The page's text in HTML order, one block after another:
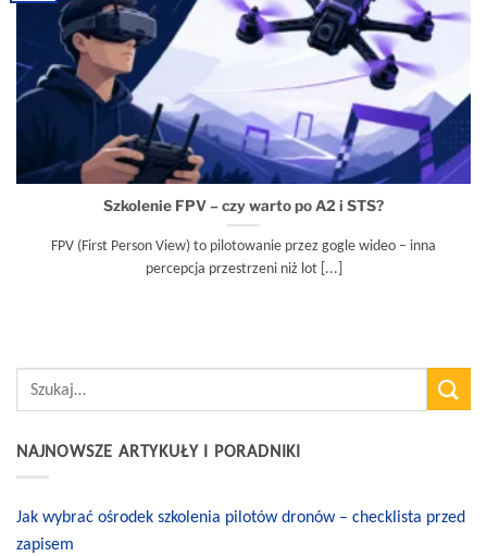
Szkolenie FPV – czy warto po A2 i STS?
FPV (First Person View) to pilotowanie przez gogle wideo – inna
percepcja przestrzeni niż lot [...]
NAJNOWSZE ARTYKUŁY I PORADNIKI
Jak wybrać ośrodek szkolenia pilotów dronów – checklista przed
zapisem